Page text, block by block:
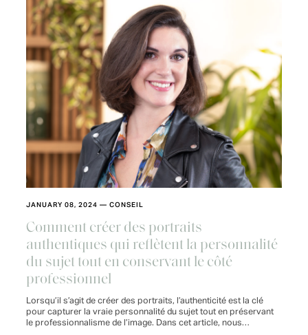
JANUARY 08, 2024 — CONSEIL
Comment créer des portraits
authentiques qui reflètent la personnalité
du sujet tout en conservant le côté
professionnel
Lorsqu’il s’agit de créer des portraits, l’authenticité est la clé
pour capturer la vraie personnalité du sujet tout en préservant
le professionnalisme de l’image. Dans cet article, nous